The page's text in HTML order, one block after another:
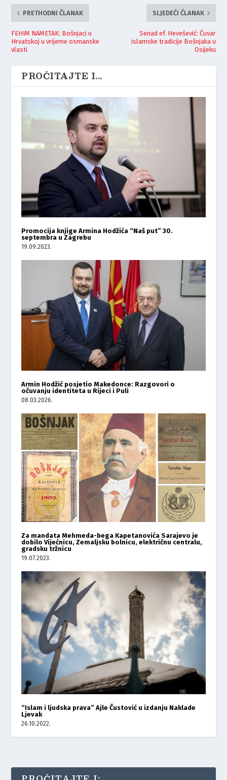
PRETHODNI ČLANAK
FEHIM NAMETAK: Bošnjaci u
Hrvatskoj u vrijeme osmanske
vlasti
SLJEDEĆI ČLANAK
Senad ef. Hevešević: Čuvar
islamske tradicije Bošnjaka u
Osijeku
PROČITAJTE I...
Promocija knjige Armina Hodžića “Naš put” 30.
septembra u Zagrebu
19.09.2023.
Armin Hodžić posjetio Makedonce: Razgovori o
očuvanju identiteta u Rijeci i Puli
08.03.2026.
Za mandata Mehmeda-bega Kapetanovića Sarajevo je
dobilo Vijećnicu, Zemaljsku bolnicu, električnu centralu,
gradsku tržnicu
19.07.2023.
“Islam i ljudska prava” Ajle Čustović u izdanju Naklade
Ljevak
26.10.2022.